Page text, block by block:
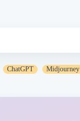
ChatGPT Midjourney